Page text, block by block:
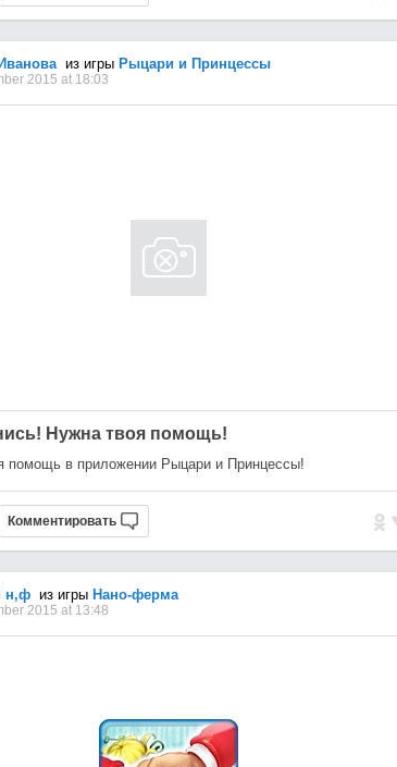
из игры Рыцари и Принцессы
2015 at 18:03
Нужна твоя помощь!
помощь в приложении Рыцари и Принцессы!
Комментировать
н,физ игры Нано-ферма
2015 at 13:48